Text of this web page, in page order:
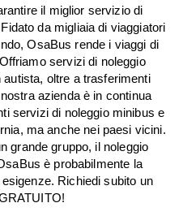
il miglior servizio di
da migliaia di viaggiatori
OsaBus rende i viaggi di
servizi di noleggio
oltre a trasferimenti
azienda è in continua
servizi di noleggio minibus e
ma anche nei paesi vicini.
grande gruppo, il noleggio
è probabilmente la
Richiedi subito un